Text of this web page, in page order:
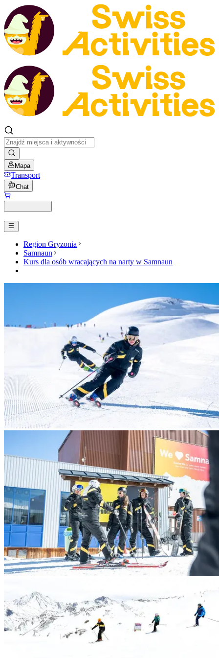
Mapa
Transport
Chat
Region Gryzonia
Samnaun
Kurs dla osób wracających na narty w Samnaun